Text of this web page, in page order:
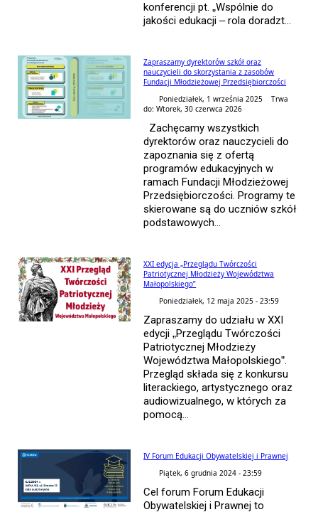
konferencji pt. „Wspólnie do
jakości edukacji – rola doradzt...
Zapraszamy dyrektorów szkół oraz
nauczycieli do skorzystania z zasobów
Fundacji Młodzieżowej Przedsiębiorczości
Poniedziałek, 1 września 2025 Trwa
do: Wtorek, 30 czerwca 2026
Zachęcamy wszystkich
dyrektorów oraz nauczycieli do
zapoznania się z ofertą
programów edukacyjnych w
ramach Fundacji Młodzieżowej
Przedsiębiorczości. Programy te
skierowane są do uczniów szkół
podstawowych...
XXI edycja „Przeglądu Twórczości
Patriotycznej Młodzieży Województwa
Małopolskiego”
Poniedziałek, 12 maja 2025 - 23:59
Zapraszamy do udziału w XXI
edycji „Przeglądu Twórczości
Patriotycznej Młodzieży
Województwa Małopolskiego”.
Przegląd składa się z konkursu
literackiego, artystycznego oraz
audiowizualnego, w których za
pomocą...
IV Forum Edukacji Obywatelskiej i Prawnej
Piątek, 6 grudnia 2024 - 23:59
Cel forum Forum Edukacji
Obywatelskiej i Prawnej to